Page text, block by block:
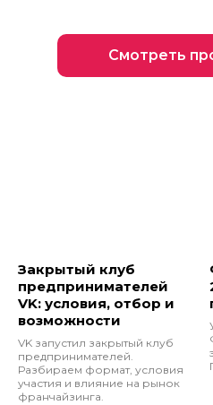
Смотреть
Закрытый клуб
предпринимателей
VK: условия, отбор и
возможности
VK запустил закрытый клуб
предпринимателей.
Разбираем формат, условия
участия и влияние на рынок
франчайзинга.